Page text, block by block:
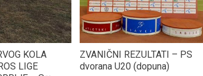
KOLA
LIGE
ZVANIČNI REZULTATI – PS
dvorana U20 (dopuna)